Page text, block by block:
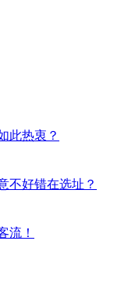
此热衷？
不好错在选址？
流！